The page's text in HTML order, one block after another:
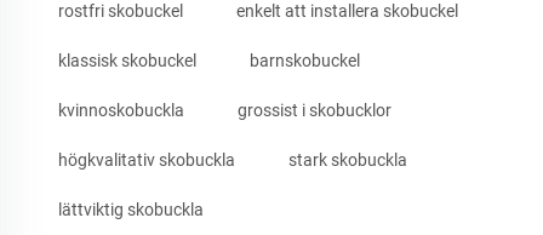
rostfri skobuckel enkelt att installera skobuckel
klassisk skobuckel barnskobuckel
kvinnoskobuckla grossist i skobucklor
högkvalitativ skobuckla stark skobuckla
lättviktig skobuckla